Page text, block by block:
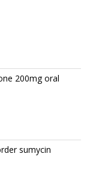
200mg oral
sumycin